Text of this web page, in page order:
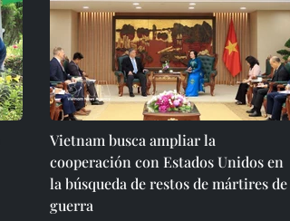
Vietnam busca ampliar la
cooperación con Estados Unidos en
la búsqueda de restos de mártires de
guerra